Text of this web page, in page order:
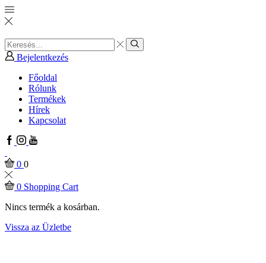
Search
input
Search
Bejelentkezés
Főoldal
Rólunk
Termékek
Hírek
Kapcsolat
Facebook
Instagram
Youtube
0 0
0 Shopping Cart
Nincs termék a kosárban.
Vissza az Üzletbe